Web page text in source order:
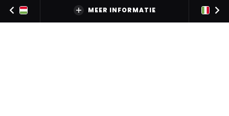
MEER INFORMATIE